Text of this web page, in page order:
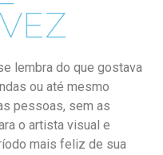
lembra do que gostava
ou até mesmo
pessoas, sem as
o artista visual e
mais feliz de sua